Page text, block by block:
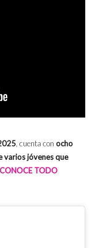
, cuenta con ocho
varios jóvenes que
CONOCE TODO